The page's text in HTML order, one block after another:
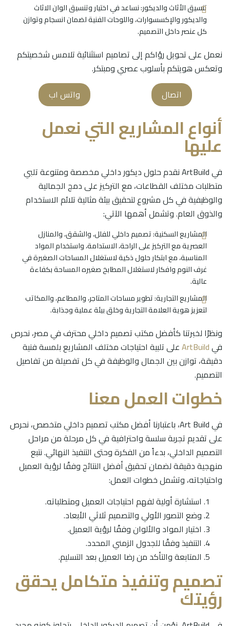
تنسيق الأثاث والديكور: نساعد في اختيار وتنسيق الوان الاثاث
والديكور والإكسسوارات، واللوحات الفنية لضمان انسجام وتوازن
كل عنصر داخل التصميم.
نعمل على تحويل رؤاكم إلى تصاميم استثنائية تلامس شخصيتكم
وتعكس هويتكم بأسلوب عصري ومبتكر.
اتصال
واتس اب
أنواع المشاريع التي نعمل
عليها
في ArtBuild نقدم حلول ديكور داخلي مخصصة ومتنوعة تلبي
متطلبات مختلف القطاعات، مع التركيز على دمج الجمالية
والوظيفية في كل مشروع لتحقيق بيئة مثالية تلائم الاستخدام
والذوق العام. وتشمل أهمها الآتي:
المشاريع السكنية: تصميم داخلي للفلل، والشقق، والمنازل
العصرية مع التركيز على الراحة، الاستدامة، واستخدام المواد
المناسبة، مع ابتكار حلول ذكية لاستغلال المساحات الصغيرة في
غرف النوم وافكار لاستغلال المطابخ صغيره المساحة بكفاءة
عالية.
المشاريع التجارية: تطوير مساحات المتاجر، والمطاعم، والمكاتب
لتعزيز هوية العلامة التجارية وخلق بيئة عملية وجذابة.
ونظرًا لخبرتنا كأفضل مكتب تصميم داخلي محترف في مصر، نحرص
فيArtBuildعلى تلبية احتياجات مختلف المشاريع بلمسة فنية
دقيقة، توازن بين الجمال والوظيفة في كل تفصيلة من تفاصيل
التصميم.
خطوات العمل معنا
في Art Build، باعتبارنا أفضل مكتب تصميم داخلي متخصص، نحرص
على تقديم تجربة سلسة واحترافية في كل مرحلة من مراحل
التصميم الداخلي، بدءاً من الفكرة وحتى التنفيذ النهائي. نتبع
منهجية دقيقة لضمان تحقيق أفضل النتائج وفقًا لرؤية العميل
واحتياجاته، وتشمل خطوات العمل:
استشارة أولية لفهم احتياجات العميل ومتطلباته.
وضع التصور الأولي والتصميم ثلاثي الأبعاد.
اختيار المواد والألوان وفقًا لرؤية العميل.
التنفيذ وفقًا للجدول الزمني المحدد.
المتابعة والتأكد من رضا العميل بعد التسليم.
تصميم وتنفيذ متكامل يحقق
رؤيتك